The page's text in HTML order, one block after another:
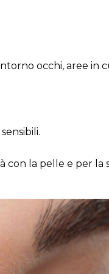
occhi, aree in
con la pelle e per la